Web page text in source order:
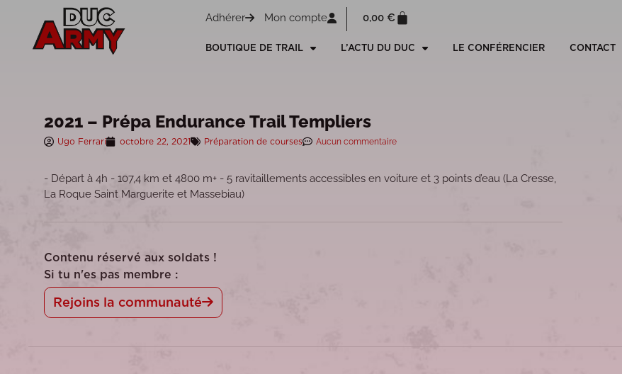
Adhérer Mon compte 0,00 €
BOUTIQUE DE TRAIL L’ACTU DU DUC LE CONFÉRENCIER CONTACT
2021 – Prépa Endurance Trail Templiers
Ugo Ferrari octobre 22, 2021 Préparation de courses Aucun commentaire
- Départ à 4h - 107,4 km et 4800 m+ - 5 ravitaillements accessibles en voiture et 3 points d’eau (La Cresse,
La Roque Saint Marguerite et Massebiau)
Contenu réservé aux soldats !
Si tu n'es pas membre :
Rejoins la communauté
Panneau de gestion des cookies